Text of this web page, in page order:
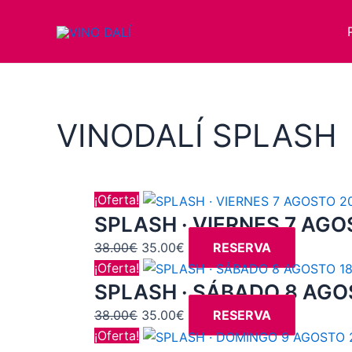
VINODALÍ SPLASH
¡Oferta!
SPLASH · VIERNES 7
38.00€
El
precio
original
era:
38.00€.
35.00€
El
precio
actual
es:
35.00€.
RESERVA
¡Oferta!
SPLASH · SÁBADO 8
38.00€
El
precio
original
era:
38.00€.
35.00€
El
precio
actual
35.00€.
RESERVA
¡Oferta! El
El